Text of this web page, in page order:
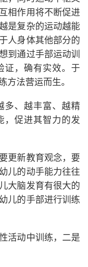
相作用将不断促进
是复杂的运动越能
人身体其他部分的
到通过手部运动训
证，确有实效。于
方法营运而生。
多、越丰富、越精
，促进其智力的发
更新教育观念，要
儿的动手能力往往
大脑发育有很大的
儿的手部进行训练
活动中训练，二是